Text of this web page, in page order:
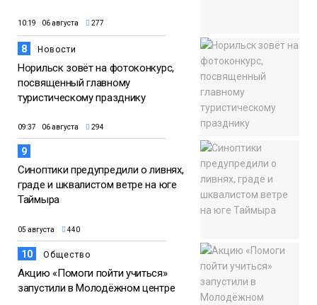
10:19 06 августа 277
8 Новости
Норильск зовёт на фотоконкурс,
посвященный главному
туристическому празднику
09:37 06 августа 294
9
Синоптики предупредили о ливнях,
граде и шквалистом ветре на юге
Таймыра
05 августа 440
10 Общество
Акцию «Помоги пойти учиться»
запустили в Молодёжном центре